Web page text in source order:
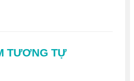
TƯƠNG TỰ